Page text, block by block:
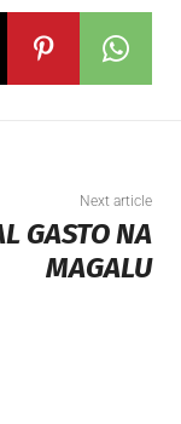
Next article
GASTO NA
MAGALU